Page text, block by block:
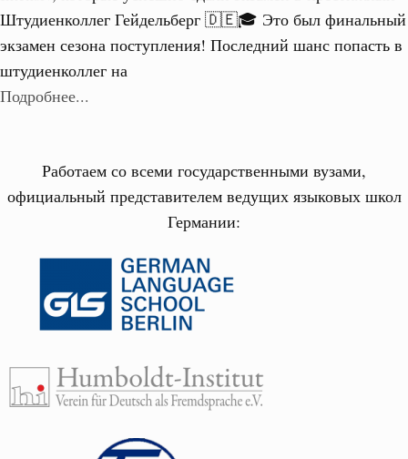
Штудиенколлег Гейдельберг 🇩🇪🎓 Это был финальный
экзамен сезона поступления! Последний шанс попасть в
штудиенколлег на
Подробнее...
Работаем со всеми государственными вузами,
официальный представителем ведущих языковых школ
Германии: